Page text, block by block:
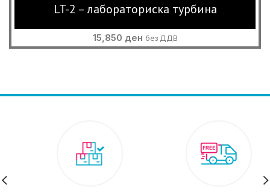
LT-2 – лабораториска турбина
15,850 ден без ДДВ